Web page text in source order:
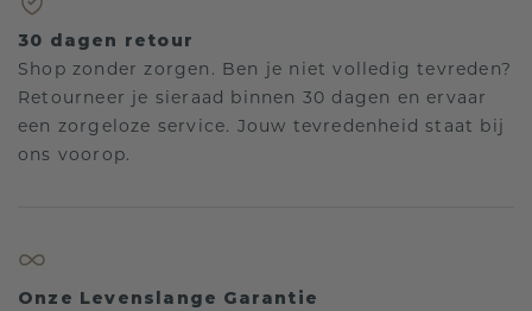
30 dagen retour
Shop zonder zorgen. Ben je niet volledig tevreden?
Retourneer je sieraad binnen 30 dagen en ervaar
een zorgeloze service. Jouw tevredenheid staat bij
ons voorop.
Onze Levenslange Garantie